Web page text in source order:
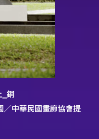
銅
／中華民國畫廊協會提